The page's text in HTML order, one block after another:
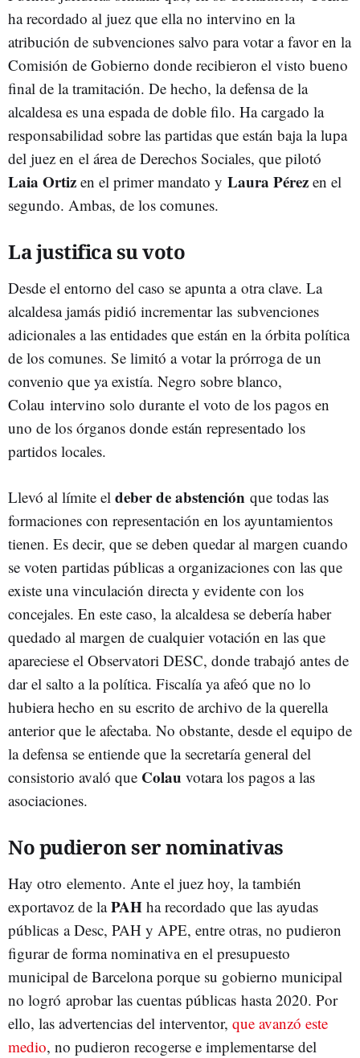
ha recordado al juez que ella no intervino en la
atribución de subvenciones salvo para votar a favor en la
Comisión de Gobierno donde recibieron el visto bueno
final de la tramitación. De hecho, la defensa de la
alcaldesa es una espada de doble filo. Ha cargado la
responsabilidad sobre las partidas que están baja la lupa
del juez en el área de Derechos Sociales, que pilotó
Laia Ortiz en el primer mandato y Laura Pérez en el
segundo. Ambas, de los comunes.
La justifica su voto
Desde el entorno del caso se apunta a otra clave. La
alcaldesa jamás pidió incrementar las subvenciones
adicionales a las entidades que están en la órbita política
de los comunes. Se limitó a votar la prórroga de un
convenio que ya existía. Negro sobre blanco,
Colau intervino solo durante el voto de los pagos en
uno de los órganos donde están representado los
partidos locales.
Llevó al límite el deber de abstención que todas las
formaciones con representación en los ayuntamientos
tienen. Es decir, que se deben quedar al margen cuando
se voten partidas públicas a organizaciones con las que
existe una vinculación directa y evidente con los
concejales. En este caso, la alcaldesa se debería haber
quedado al margen de cualquier votación en las que
apareciese el Observatori DESC, donde trabajó antes de
dar el salto a la política. Fiscalía ya afeó que no lo
hubiera hecho en su escrito de archivo de la querella
anterior que le afectaba. No obstante, desde el equipo de
la defensa se entiende que la secretaría general del
consistorio avaló que Colau votara los pagos a las
asociaciones.
No pudieron ser nominativas
Hay otro elemento. Ante el juez hoy, la también
exportavoz de laPAH ha recordado que las ayudas
públicas a Desc, PAH y APE, entre otras, no pudieron
figurar de forma nominativa en el presupuesto
municipal de Barcelona porque su gobierno municipal
no logró aprobar las cuentas públicas hasta 2020. Por
ello, las advertencias del interventor, que avanzó este
medio, no pudieron recogerse e implementarse del